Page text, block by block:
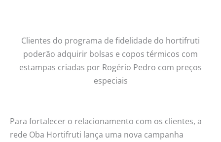
Clientes do programa de fidelidade do hortifruti
poderão adquirir bolsas e copos térmicos com
estampas criadas por Rogério Pedro com preços
especiais
Para fortalecer o relacionamento com os clientes, a
rede Oba Hortifruti lança uma nova campanha
Oba